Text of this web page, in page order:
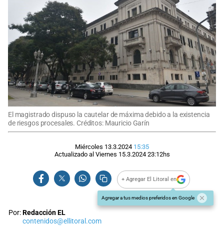
El magistrado dispuso la cautelar de máxima debido a la existencia
de riesgos procesales. Créditos: Mauricio Garín
Miércoles 13.3.2024 15:35
Actualizado al Viernes 15.3.2024 23:12hs
+ Agregar El Litoral en
Agregar a tus medios preferidos en Google
Por:Redacción EL
contenidos@ellitoral.com